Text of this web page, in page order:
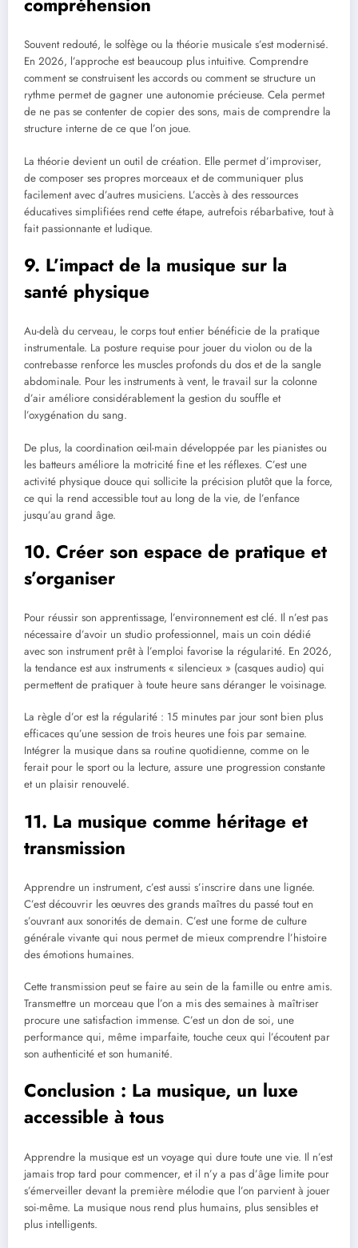
Souvent redouté, le solfège ou la théorie musicale s’est modernisé.
En 2026, l’approche est beaucoup plus intuitive. Comprendre
comment se construisent les accords ou comment se structure un
rythme permet de gagner une autonomie précieuse. Cela permet
de ne pas se contenter de copier des sons, mais de comprendre la
structure interne de ce que l’on joue.
La théorie devient un outil de création. Elle permet d’improviser,
de composer ses propres morceaux et de communiquer plus
facilement avec d’autres musiciens. L’accès à des ressources
éducatives simplifiées rend cette étape, autrefois rébarbative, tout à
fait passionnante et ludique.
9. L’impact de la musique sur la
santé physique
Au-delà du cerveau, le corps tout entier bénéficie de la pratique
instrumentale. La posture requise pour jouer du violon ou de la
contrebasse renforce les muscles profonds du dos et de la sangle
abdominale. Pour les instruments à vent, le travail sur la colonne
d’air améliore considérablement la gestion du souffle et
l’oxygénation du sang.
De plus, la coordination œil-main développée par les pianistes ou
les batteurs améliore la motricité fine et les réflexes. C’est une
activité physique douce qui sollicite la précision plutôt que la force,
ce qui la rend accessible tout au long de la vie, de l’enfance
jusqu’au grand âge.
10. Créer son espace de pratique et
s’organiser
Pour réussir son apprentissage, l’environnement est clé. Il n’est pas
nécessaire d’avoir un studio professionnel, mais un coin dédié
avec son instrument prêt à l’emploi favorise la régularité. En 2026,
la tendance est aux instruments « silencieux » (casques audio) qui
permettent de pratiquer à toute heure sans déranger le voisinage.
La règle d’or est la régularité : 15 minutes par jour sont bien plus
efficaces qu’une session de trois heures une fois par semaine.
Intégrer la musique dans sa routine quotidienne, comme on le
ferait pour le sport ou la lecture, assure une progression constante
et un plaisir renouvelé.
11. La musique comme héritage et
transmission
Apprendre un instrument, c’est aussi s’inscrire dans une lignée.
C’est découvrir les œuvres des grands maîtres du passé tout en
s’ouvrant aux sonorités de demain. C’est une forme de culture
générale vivante qui nous permet de mieux comprendre l’histoire
des émotions humaines.
Cette transmission peut se faire au sein de la famille ou entre amis.
Transmettre un morceau que l’on a mis des semaines à maîtriser
procure une satisfaction immense. C’est un don de soi, une
performance qui, même imparfaite, touche ceux qui l’écoutent par
son authenticité et son humanité.
Conclusion : La musique, un luxe
accessible à tous
Apprendre la musique est un voyage qui dure toute une vie. Il n’est
jamais trop tard pour commencer, et il n’y a pas d’âge limite pour
s’émerveiller devant la première mélodie que l’on parvient à jouer
soi-même. La musique nous rend plus humains, plus sensibles et
plus intelligents.